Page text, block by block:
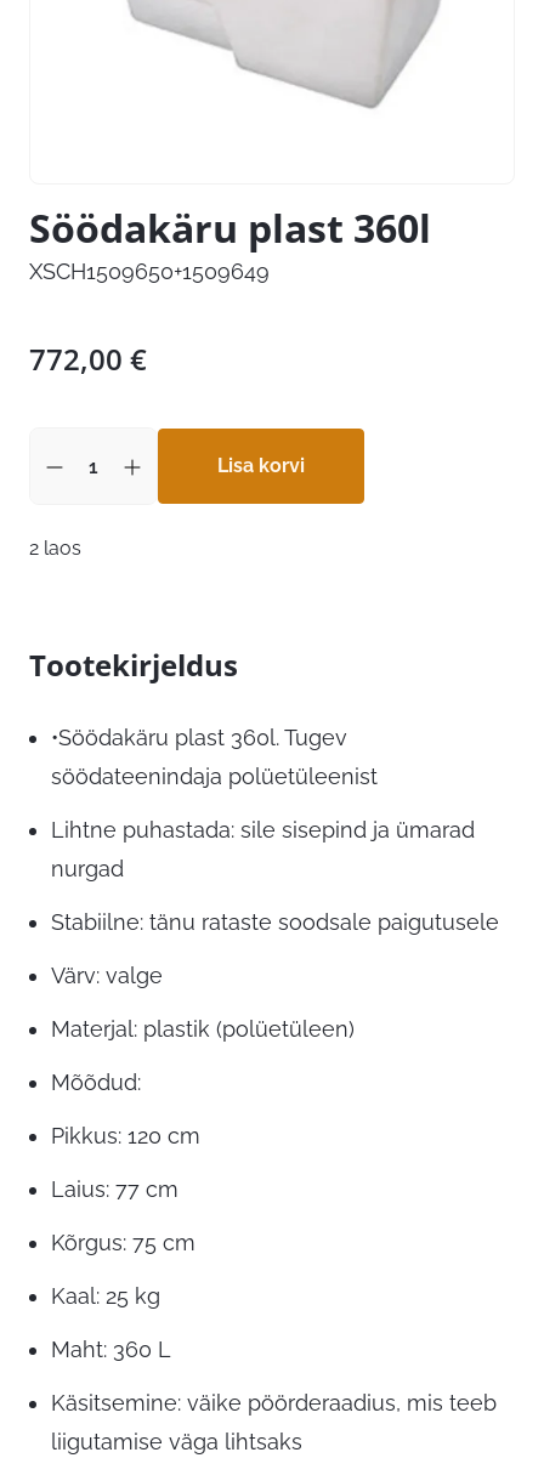
Söödakäru plast 360l
XSCH1509650+1509649
772,00 €
Lisa korvi
2 laos
Tootekirjeldus
•Söödakäru plast 360l. Tugev
söödateenindaja polüetüleenist
Lihtne puhastada: sile sisepind ja ümarad
nurgad
Stabiilne: tänu rataste soodsale paigutusele
Värv: valge
Materjal: plastik (polüetüleen)
Mõõdud:
Pikkus: 120 cm
Laius: 77 cm
Kõrgus: 75 cm
Kaal: 25 kg
Maht: 360 L
Käsitsemine: väike pöörderaadius, mis teeb
liigutamise väga lihtsaks